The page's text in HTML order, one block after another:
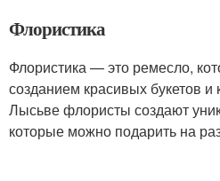
Флористика
Флористика — это ремесло,
созданием красивых букетов и
Лысьве флористы создают
которые можно подарить на